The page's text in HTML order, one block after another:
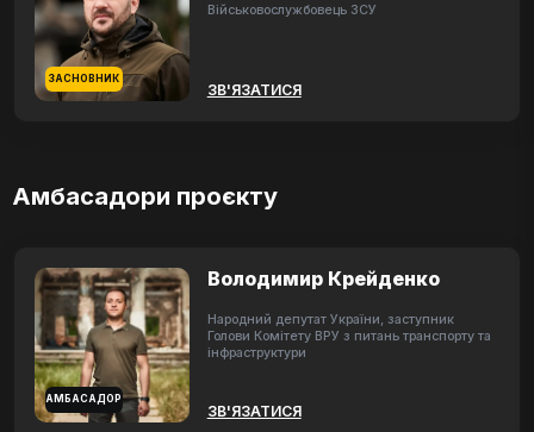
ЗАСНОВНИК
Військовослужбовець ЗСУ
ЗВ'ЯЗАТИСЯ
Амбасадори проєкту
АМБАСАДОР
Володимир Крейденко
Народний депутат України, заступник
Голови Комітету ВРУ з питань транспорту та
інфраструктури
ЗВ'ЯЗАТИСЯ